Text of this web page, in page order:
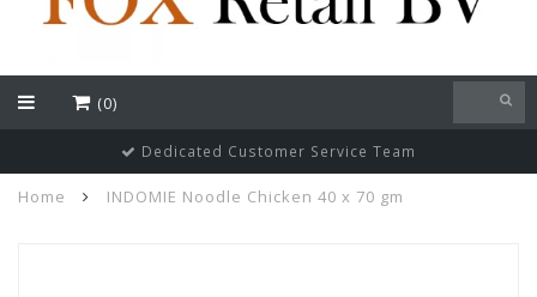
(0)
Dedicated Customer Service Team
Home INDOMIE Noodle Chicken 40 x 70 gm